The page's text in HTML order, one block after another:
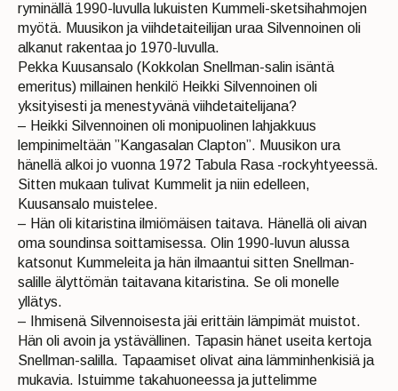
ryminällä 1990-luvulla lukuisten Kummeli-sketsihahmojen
myötä. Muusikon ja viihdetaiteilijan uraa Silvennoinen oli
alkanut rakentaa jo 1970-luvulla.
Pekka Kuusansalo (Kokkolan Snellman-salin isäntä
emeritus) millainen henkilö Heikki Silvennoinen oli
yksityisesti ja menestyvänä viihdetaitelijana?
– Heikki Silvennoinen oli monipuolinen lahjakkuus
lempinimeltään ”Kangasalan Clapton”. Muusikon ura
hänellä alkoi jo vuonna 1972 Tabula Rasa -rockyhtyeessä.
Sitten mukaan tulivat Kummelit ja niin edelleen,
Kuusansalo muistelee.
– Hän oli kitaristina ilmiömäisen taitava. Hänellä oli aivan
oma soundinsa soittamisessa. Olin 1990-luvun alussa
katsonut Kummeleita ja hän ilmaantui sitten Snellman-
salille älyttömän taitavana kitaristina. Se oli monelle
yllätys.
– Ihmisenä Silvennoisesta jäi erittäin lämpimät muistot.
Hän oli avoin ja ystävällinen. Tapasin hänet useita kertoja
Snellman-salilla. Tapaamiset olivat aina lämminhenkisiä ja
mukavia. Istuimme takahuoneessa ja juttelimme